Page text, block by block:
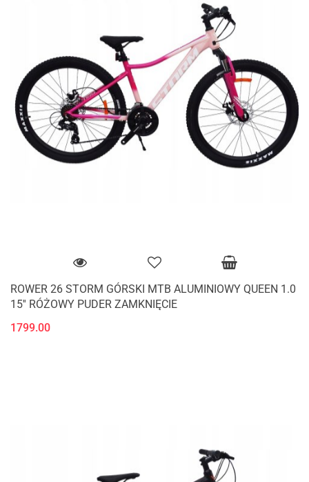
ROWER 26 STORM GÓRSKI MTB ALUMINIOWY QUEEN 1.0
15'' RÓŻOWY PUDER ZAMKNIĘCIE
1799.00